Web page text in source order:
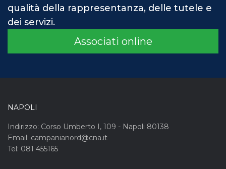
qualità della rappresentanza, delle tutele e
dei servizi.
Associati online
NAPOLI
Indirizzo: Corso Umberto I, 109 - Napoli 80138
Email: campanianord@cna.it
Tel: 081 455165